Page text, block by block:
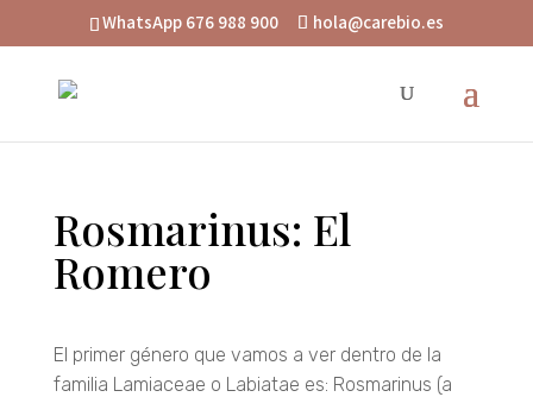
WhatsApp 676 988 900 hola@carebio.es
Rosmarinus: El
Romero
El primer género que vamos a ver dentro de la
familia Lamiaceae o Labiatae es: Rosmarinus (a